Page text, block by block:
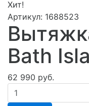
Хит!
Артикул: 1688523
Bath
62 990 руб.